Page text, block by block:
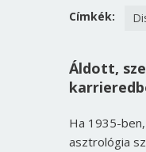
Címkék:
Áldott,
Ha 1935-
asztrológia